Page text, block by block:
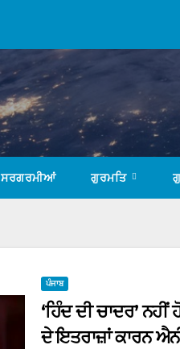
ਸਰਗਰਮੀਆਂ ਗੁਰਮਤਿ
ਪੰਜਾਬ
‘ਹਿੰਦ ਦੀ ਚਾਦਰ’
ਦੇ ਇਤਰਾਜ਼ਾਂ ਕਾਰਨ